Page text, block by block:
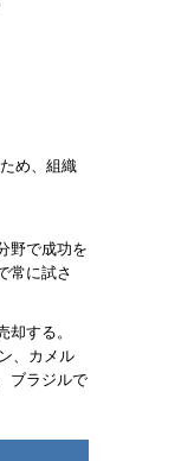
め、組織
野で成功を
常に試さ
する。
、カメル
ブラジルで